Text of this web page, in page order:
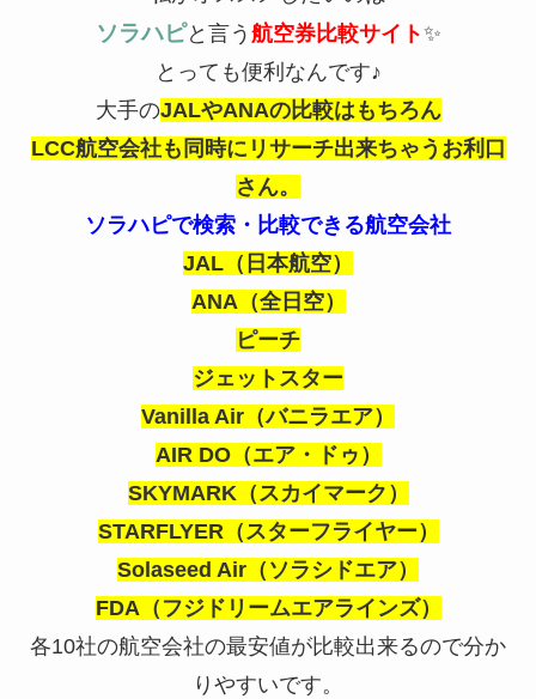
ソラハピと言う 航空券比較サイト✨
とっても便利なんです♪︎
大手のJALやANAの比較はもちろん
LCC航空会社も同時にリサーチ出来ちゃうお利口
さん。
ソラハピで検索・比較できる航空会社
JAL（日本航空）
ANA（全日空）
ピーチ
ジェットスター
Vanilla Air（バニラエア）
AIR DO（エア・ドゥ）
SKYMARK（スカイマーク）
STARFLYER（スターフライヤー）
Solaseed Air（ソラシドエア）
FDA（フジドリームエアラインズ）
各10社の航空会社の最安値が比較出来るので分か
りやすいです。